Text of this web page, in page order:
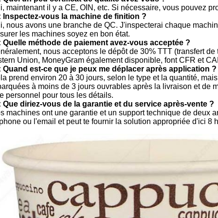
maintenant il y a CE, OIN, etc. Si nécessaire, vous pouvez
Inspectez-vous la machine de finition ?
nous avons une branche de QC. J'inspecterai chaque
les machines soyez en bon état.
Quelle méthode de paiement avez-vous acceptée ?
nous acceptons le dépôt de 30% TTT (transfert
Union, MoneyGram également disponible, font CFR et
Quand est-ce que je peux me déplacer après application ?
prend environ 20 à 30 jours, selon le type et la quantité,
à moins de 3 jours ouvrables après la livraison et de
personnel pour tous les détails.
Que diriez-vous de la garantie et du service après-vente ?
machines ont une garantie et un support technique de deux
ou l'email et peut te fournir la solution appropriée d'ici 8